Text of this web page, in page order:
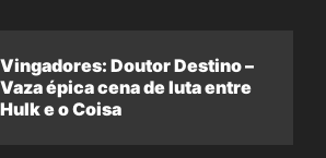
Vingadores: Doutor Destino –
Vaza épica cena de luta entre
Hulk e o Coisa